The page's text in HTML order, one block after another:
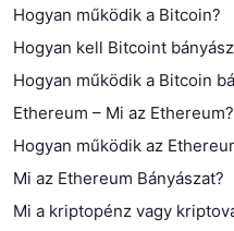
Hogyan működik a Bitcoin?
Hogyan kell Bitcoint
Hogyan működik a Bitcoin
Ethereum – Mi az Ethereum?
Hogyan működik az
Mi az Ethereum Bányászat?
Mi a kriptopénz vagy